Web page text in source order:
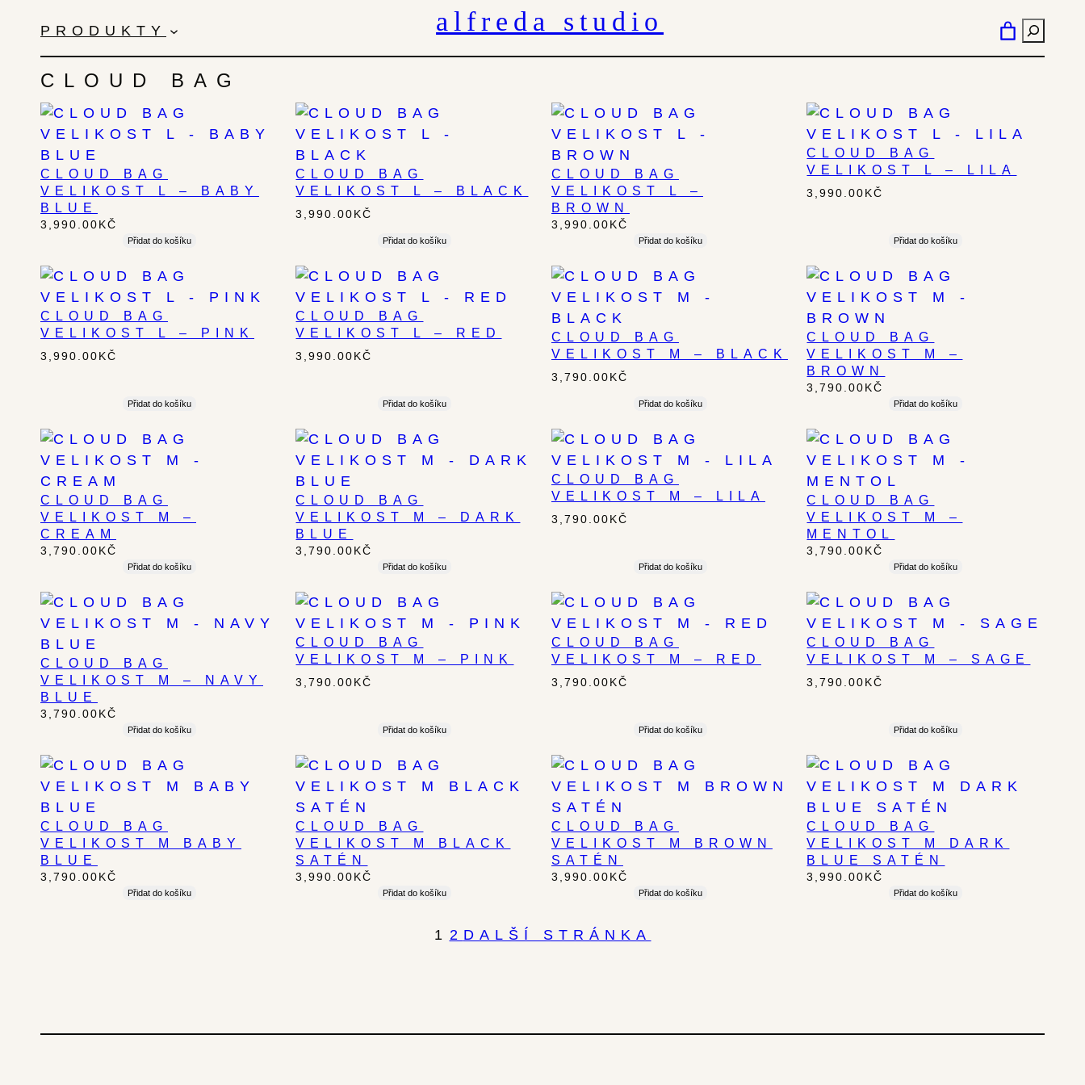
OBSAH
PRODUKTY alfreda studio
CLOUD BAG
CLOUD BAG
VELIKOST L – BABY
BLUE
3,990.00KČ
Přidat do košíku
CLOUD BAG
VELIKOST L – BLACK
3,990.00KČ
Přidat do košíku
CLOUD BAG
VELIKOST L –
BROWN
3,990.00KČ
Přidat do košíku
CLOUD BAG
VELIKOST L – LILA
3,990.00KČ
Přidat do košíku
CLOUD BAG
VELIKOST L – PINK
3,990.00KČ
Přidat do košíku
CLOUD BAG
VELIKOST L – RED
3,990.00KČ
Přidat do košíku
CLOUD BAG
VELIKOST M – BLACK
3,790.00KČ
Přidat do košíku
CLOUD BAG
VELIKOST M –
BROWN
3,790.00KČ
Přidat do košíku
CLOUD BAG
VELIKOST M –
CREAM
3,790.00KČ
Přidat do košíku
CLOUD BAG
VELIKOST M – DARK
BLUE
3,790.00KČ
Přidat do košíku
CLOUD BAG
VELIKOST M – LILA
3,790.00KČ
Přidat do košíku
CLOUD BAG
VELIKOST M –
MENTOL
3,790.00KČ
Přidat do košíku
CLOUD BAG
VELIKOST M – NAVY
BLUE
3,790.00KČ
Přidat do košíku
CLOUD BAG
VELIKOST M – PINK
3,790.00KČ
Přidat do košíku
CLOUD BAG
VELIKOST M – RED
3,790.00KČ
Přidat do košíku
CLOUD BAG
VELIKOST M – SAGE
3,790.00KČ
Přidat do košíku
CLOUD BAG
VELIKOST M BABY
BLUE
3,790.00KČ
Přidat do košíku
CLOUD BAG
VELIKOST M BLACK
SATÉN
3,990.00KČ
Přidat do košíku
CLOUD BAG
VELIKOST M BROWN
SATÉN
3,990.00KČ
Přidat do košíku
CLOUD BAG
VELIKOST M DARK
BLUE SATÉN
3,990.00KČ
Přidat do košíku
1 2 DALŠÍ STRÁNKA